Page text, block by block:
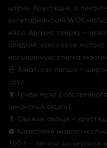
штрих. Хрустящие, с
вегетарианский WOK
мяса. Арахис сверху –
сладкий, кокосовое
насыщенную, слегка
🍜 Азиатская лапша –
соус
🍄 Грибы муэр
пикантный акцент
🥬 Свежие овощи –
🥥 Кокосовое молоко и
300 г – лёгкое, но вкусное